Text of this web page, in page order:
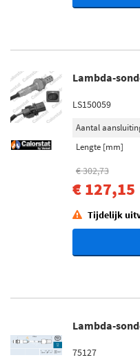
Lambda-
LS150059
Aantal
Lengte [mm]
€ 302,73
€ 127,15
Tijdelijk
Lambda-
75127